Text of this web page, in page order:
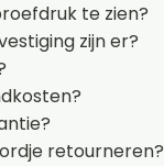
te zien?
zijn er?
retourneren?